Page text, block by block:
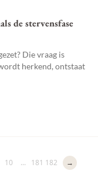
de stervensfase
Die vraag is
herkend, ontstaat
10 ... 181 182 →